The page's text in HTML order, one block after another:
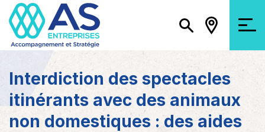
Interdiction des spectacles
itinérants avec des animaux
non domestiques : des aides